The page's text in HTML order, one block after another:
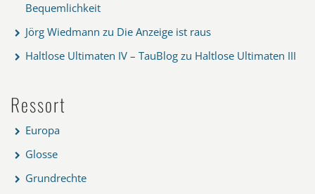
Bequemlichkeit
Jörg Wiedmann zu Die Anzeige ist raus
Haltlose Ultimaten IV – TauBlog zu Haltlose Ultimaten III
Ressort
Europa
Glosse
Grundrechte